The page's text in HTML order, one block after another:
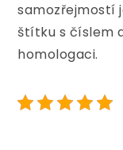
samozřejmostí
štítku s číslem
homologaci.